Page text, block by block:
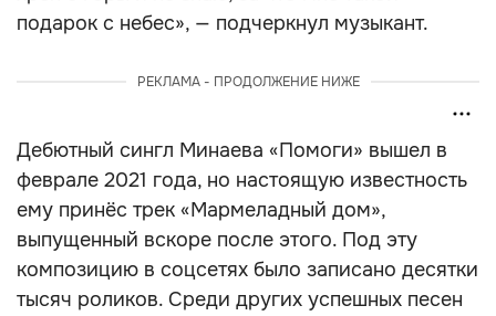
подарок с небес», — подчеркнул музыкант.
РЕКЛАМА - ПРОДОЛЖЕНИЕ НИЖЕ
Дебютный сингл Минаева «Помоги» вышел в
феврале 2021 года, но настоящую известность
ему принёс трек «Мармеладный дом»,
выпущенный вскоре после этого. Под эту
композицию в соцсетях было записано десятки
тысяч роликов. Среди других успешных песен